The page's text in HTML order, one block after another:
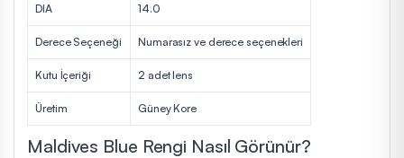
DIA 14.0
Derece Seçeneği Numarasız ve derece seçenekleri
Kutu İçeriği 2 adet lens
Üretim Güney Kore
Maldives Blue Rengi Nasıl Görünür?